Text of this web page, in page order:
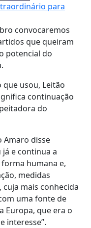
para
convocaremos
que queiram
potencial do
usou, Leitão
continuação
do
Amaro disse
e continua a
humana e,
medidas
mais conhecida
uma fonte de
Europa, que era o
interesse”.